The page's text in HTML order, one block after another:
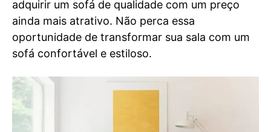
adquirir um sofá de qualidade com um preço
ainda mais atrativo. Não perca essa
oportunidade de transformar sua sala com um
sofá confortável e estiloso.